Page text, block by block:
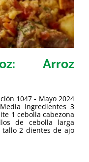
Arroz
1047 - Mayo 2024
Ingredientes 3
1 cebolla cabezona
de cebolla larga
2 dientes de ajo